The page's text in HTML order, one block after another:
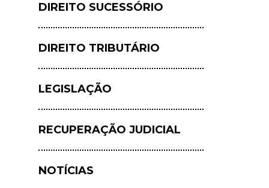
DIREITO SUCESSÓRIO
DIREITO TRIBUTÁRIO
LEGISLAÇÃO
RECUPERAÇÃO JUDICIAL
NOTÍCIAS